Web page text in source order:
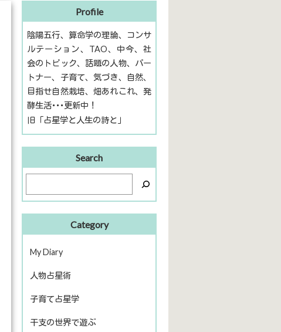
Profile
陰陽五行、算命学の理論、コンサ
ルテーション、TAO、中今、社
会のトピック、話題の人物、パー
トナー、子育て、気づき、自然、
目指せ自然栽培、畑あれこれ、発
酵生活･･･更新中！
旧「占星学と人生の詩と」
Search
Category
My Diary
ピアノ再開
人物占星術
歴史上の人物
話題の人物
子育て占星学
干支の世界で遊ぶ